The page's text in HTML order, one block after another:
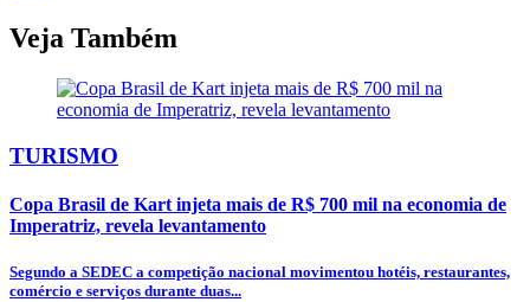
Veja Também
TURISMO
Copa Brasil de Kart injeta mais de R$ 700 mil na economia de
Imperatriz, revela levantamento
Segundo a SEDEC a competição nacional movimentou hotéis, restaurantes,
comércio e serviços durante duas...